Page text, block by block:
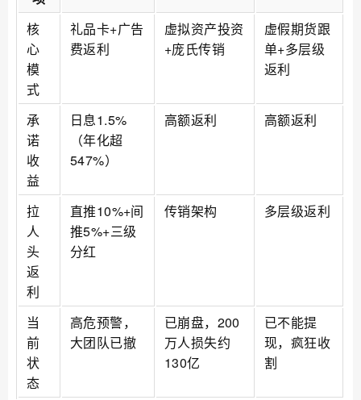
核
心
模
式
礼品卡+广告
费返利
虚拟资产投资
+庞氏传销
虚假期货跟
单+多层级
返利
承
诺
收
益
日息1.5%
（年化超
547%）
高额返利 高额返利
拉
人
头
返
利
直推10%+间
推5%+三级
分红
传销架构 多层级返利
当
前
状
态
高危预警，
大团队已撤
已崩盘，200
万人损失约
130亿
已不能提
现，疯狂收
割